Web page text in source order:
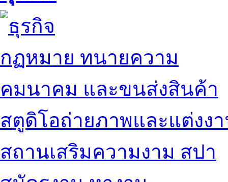
กฏหมาย ทนายความ
คมนาคม และขนส่งสินค้า
สตูดิโอถ่ายภาพและแต่งง
สถานเสริมความงาม สปา